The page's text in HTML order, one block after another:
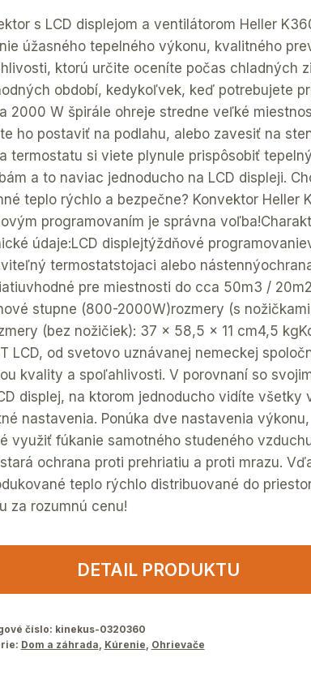
s LCD displejom a ventilátorom Heller
úžasného tepelného výkonu, kvalitného
ktorú určite oceníte počas chladných
období, kedykoľvek, keď potrebujete
2000 W špirále ohreje stredne veľké
ho postaviť na podlahu, alebo zavesiť na
termostatu si viete plynule prispôsobiť
a to naviac jednoducho na LCD displeji.
teplo rýchlo a bezpečne? Konvektor Heller
programovaním je správna
údaje:LCD displejtýždňové
termostatstojaci alebo
pre miestnosti do cca 50m3 /
stupne (800-2000W)rozmery (s
(bez nožičiek): 37 x 58,5 x 11 cm4,5
LCD, od svetovo uznávanej nemeckej
kvality a spoľahlivosti. V porovnaní so
displej, na ktorom jednoducho vidíte všetky
nastavenia. Ponúka dve nastavenia
využiť fúkanie samotného studeného
ochrana proti prehriatiu a proti mrazu.
teplo rýchlo distribuované do
za rozumnú cenu!
DETAIL PRODUKTU
číslo: kinekus-0320360
Dom a záhrada, Kúrenie, Ohrievače